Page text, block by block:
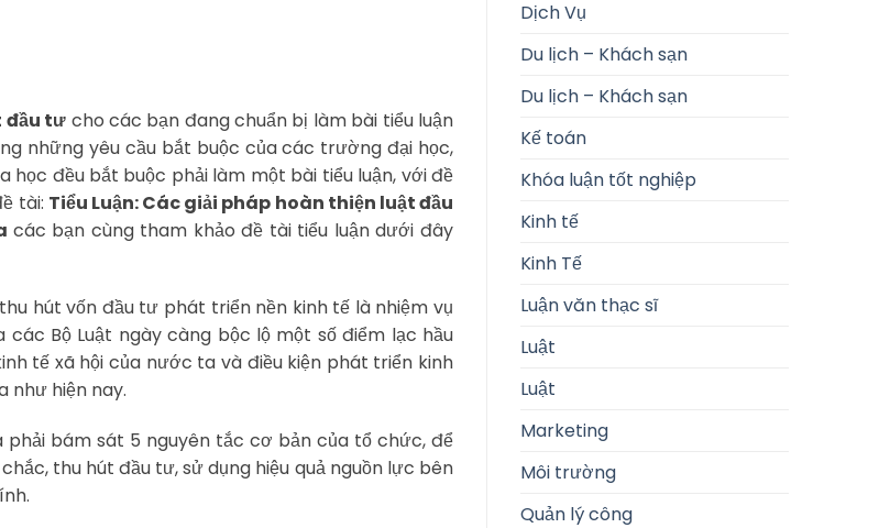
đầu tư cho các bạn đang chuẩn bị làm bài tiểu luận
những yêu cầu bắt buộc của các trường đại học,
học đều bắt buộc phải làm một bài tiểu luận, với đề
tài: Tiểu Luận: Các giải pháp hoàn thiện luật đầu
các bạn cùng tham khảo đề tài tiểu luận dưới đây
hút vốn đầu tư phát triển nền kinh tế là nhiệm vụ
các Bộ Luật ngày càng bộc lộ một số điểm lạc hầu
tế xã hội của nước ta và điều kiện phát triển kinh
như hiện nay.
bám sát 5 nguyên tắc cơ bản của tổ chức, để
thu hút đầu tư, sử dụng hiệu quả nguồn lực bên
Dịch Vụ
Du lịch – Khách sạn
Du lịch – Khách sạn
Kế toán
Khóa luận tốt nghiệp
Kinh tế
Kinh Tế
Luận văn thạc sĩ
Luật
Luật
Marketing
Môi trường
Quản lý công